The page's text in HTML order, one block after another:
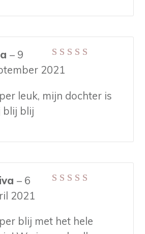
Gewaardeerd
uit 5
– 9
2021
leuk, mijn dochter is
blij blij
– 6
2021
blij met het hele